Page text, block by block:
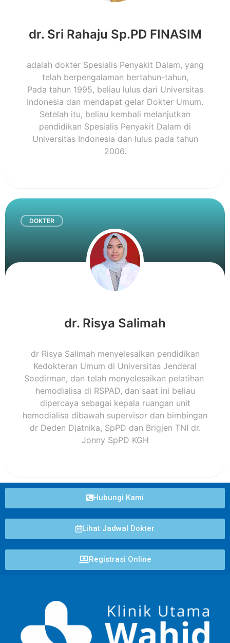
dr. Sri Rahaju Sp.PD FINASIM
adalah dokter Spesialis Penyakit Dalam, yang
telah berpengalaman bertahun-tahun,
Pada tahun 1995, beliau lulus dari Universitas
Indonesia dan mendapat gelar Dokter Umum.
Setelah itu, beliau kembali melanjutkan
pendidikan Spesialis Penyakit Dalam di
Universitas Indonesia dan lulus pada tahun
2006.
DOKTER
dr. Risya Salimah
dr Risya Salimah menyelesaikan pendidikan
Kedokteran Umum di Universitas Jenderal
Soedirman, dan telah menyelesaikan pelatihan
hemodialisa di RSPAD, dan saat ini beliau
dipercaya sebagai kepala ruangan unit
hemodialisa dibawah supervisor dan bimbingan
dr Deden Djatnika, SpPD dan Brigjen TNI dr.
Jonny SpPD KGH
Hubungi Kami
Lihat Jadwal Dokter
Registrasi Online